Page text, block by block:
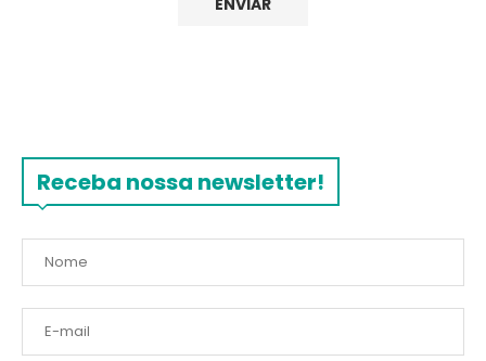
Receba nossa newsletter!